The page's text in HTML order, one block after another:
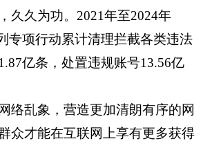
久久为功。2021年至2024年
专项行动累计清理拦截各类违法
亿条，处置违规账号13.56亿
络乱象，营造更加清朗有序的网
众才能在互联网上享有更多获得